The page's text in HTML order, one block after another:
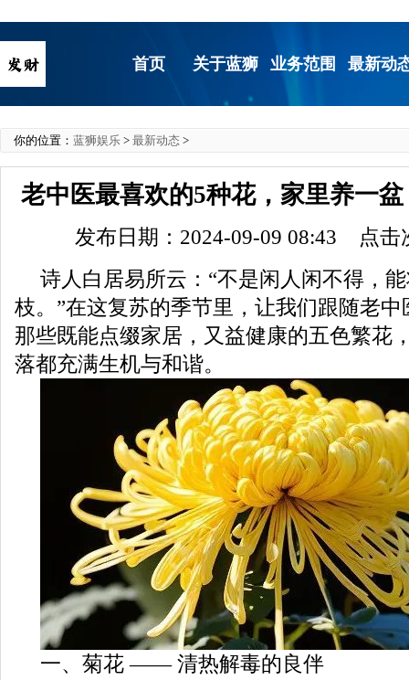
首页 关于蓝狮 业务范围 最新动
你的位置： 蓝狮娱乐 > 最新动态 >
老中医最喜欢的5种花，家里养一
发布日期：2024-09-09 08:43 点击
诗人白居易所云：“不是闲人闲不得，
枝。”在这复苏的季节里，让我们跟随老
那些既能点缀家居，又益健康的五色繁花
落都充满生机与和谐。
一、菊花 —— 清热解毒的良伴